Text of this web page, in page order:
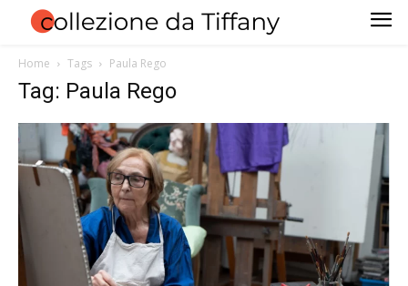
Home Tags Paula Rego
Tag: Paula Rego